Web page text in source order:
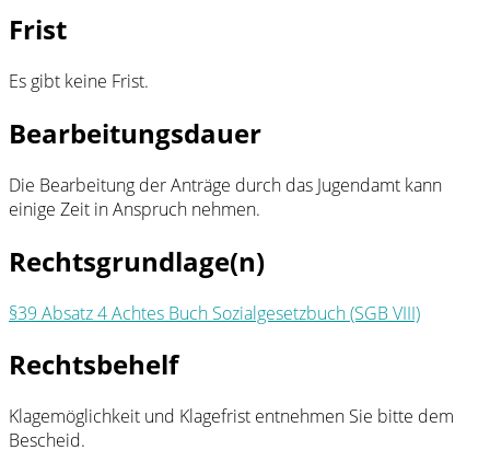
Frist
Es gibt keine Frist.
Bearbeitungsdauer
Die Bearbeitung der Anträge durch das Jugendamt kann
einige Zeit in Anspruch nehmen.
Rechtsgrundlage(n)
§39 Absatz 4 Achtes Buch Sozialgesetzbuch (SGB VIII)
Rechtsbehelf
Klagemöglichkeit und Klagefrist entnehmen Sie bitte dem
Bescheid.